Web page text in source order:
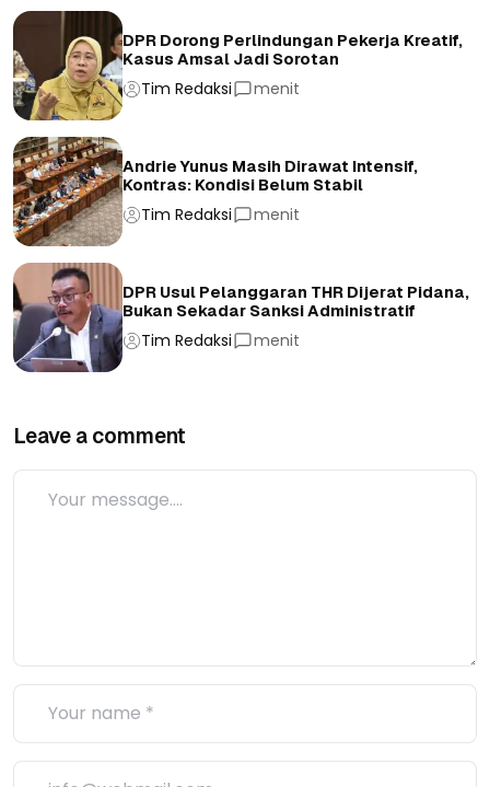
DPR Dorong Perlindungan Pekerja Kreatif,
Kasus Amsal Jadi Sorotan
Tim Redaksi menit
Andrie Yunus Masih Dirawat Intensif,
Kontras: Kondisi Belum Stabil
Tim Redaksi menit
DPR Usul Pelanggaran THR Dijerat Pidana,
Bukan Sekadar Sanksi Administratif
Tim Redaksi menit
Leave a comment